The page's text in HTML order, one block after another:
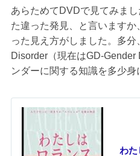
あらためてDVDで見てみま
た違った発見、と言います
った見え方がしました。多分
Disorder（現在はGD-
ンダーに関する知識を多少身
わた